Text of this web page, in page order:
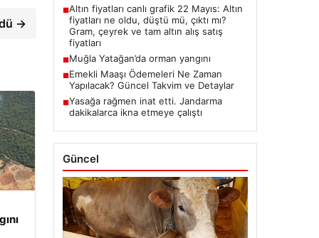
→
■Altın fiyatları canlı grafik 22 Mayıs: Altın
fiyatları ne oldu, düştü mü, çıktı mı?
Gram, çeyrek ve tam altın alış satış
fiyatları
■Muğla Yatağan’da orman yangını
■Emekli Maaşı Ödemeleri Ne Zaman
Yapılacak? Güncel Takvim ve Detaylar
■Yasağa rağmen inat etti. Jandarma
dakikalarca ikna etmeye çalıştı
Güncel